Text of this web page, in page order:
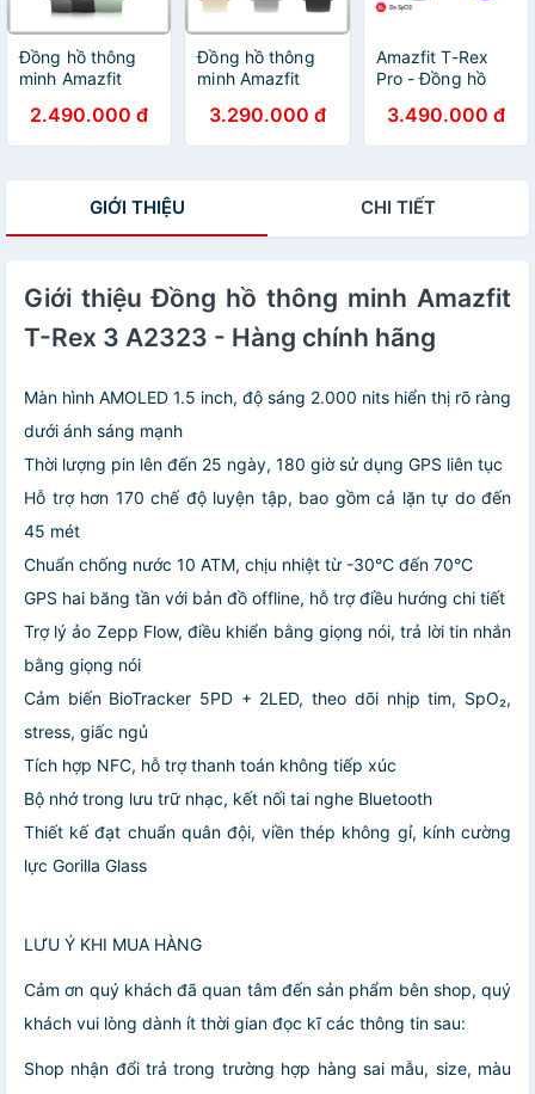
Đồng hồ thông
minh Amazfit
Bản quốc tế -
Bảo hành 12
2.490.000 đ
Đồng hồ thông
minh Amazfit
Bảo hành chính
hãng 12 Tháng
3.290.000 đ
Amazfit T-Rex
Pro - Đồng hồ
Amazfit T-Rex
Pro | Hàng chính
3.490.000 đ
GIỚI THIỆU CHI TIẾT
Giới thiệu Đồng hồ thông minh Amazfit
T-Rex 3 A2323 - Hàng chính hãng
Màn hình AMOLED 1.5 inch, độ sáng 2.000 nits hiển thị rõ ràng
dưới ánh sáng mạnh
Thời lượng pin lên đến 25 ngày, 180 giờ sử dụng GPS liên tục
Hỗ trợ hơn 170 chế độ luyện tập, bao gồm cả lặn tự do đến
45 mét
Chuẩn chống nước 10 ATM, chịu nhiệt từ -30°C đến 70°C
GPS hai băng tần với bản đồ offline, hỗ trợ điều hướng chi tiết
Trợ lý ảo Zepp Flow, điều khiển bằng giọng nói, trả lời tin nhắn
bằng giọng nói
Cảm biến BioTracker 5PD + 2LED, theo dõi nhịp tim, SpO₂,
stress, giấc ngủ
Tích hợp NFC, hỗ trợ thanh toán không tiếp xúc
Bộ nhớ trong lưu trữ nhạc, kết nối tai nghe Bluetooth
Thiết kế đạt chuẩn quân đội, viền thép không gỉ, kính cường
lực Gorilla Glass
LƯU Ý KHI MUA HÀNG
Cảm ơn quý khách đã quan tâm đến sản phẩm bên shop, quý
khách vui lòng dành ít thời gian đọc kĩ các thông tin sau:
Shop nhận đổi trả trong trường hợp hàng sai mẫu, size, màu